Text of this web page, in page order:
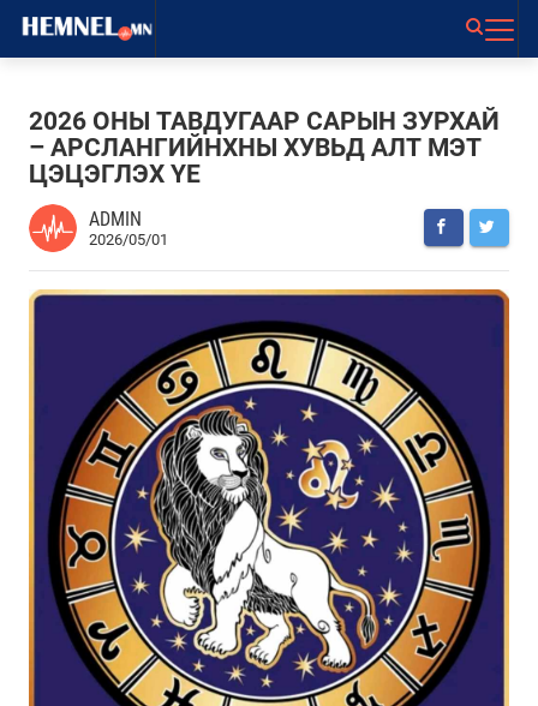
2026 ОНЫ ТАВДУГААР САРЫН ЗУРХАЙ
– АРСЛАНГИЙНХНЫ ХУВЬД АЛТ МЭТ
ЦЭЦЭГЛЭХ ҮЕ
ADMIN
2026/05/01